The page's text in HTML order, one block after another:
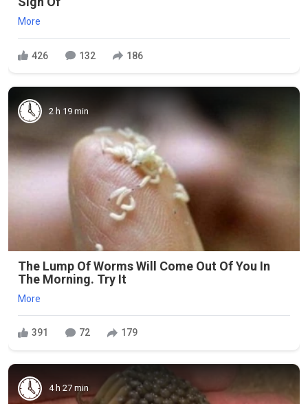
More
426 132 186
2 h 19 min
The Lump Of Worms Will Come Out Of You In
The Morning. Try It
More
391 72 179
4 h 27 min